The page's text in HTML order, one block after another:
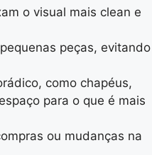
o visual mais clean e
peças, evitando
como chapéus,
para o que é mais
ou mudanças na